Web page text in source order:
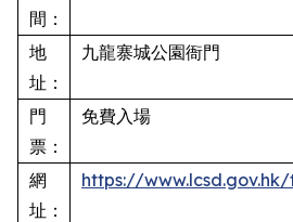
間：
地
址：
九龍寨城公園衙門
門
票：
免費入場
網
址：
https://